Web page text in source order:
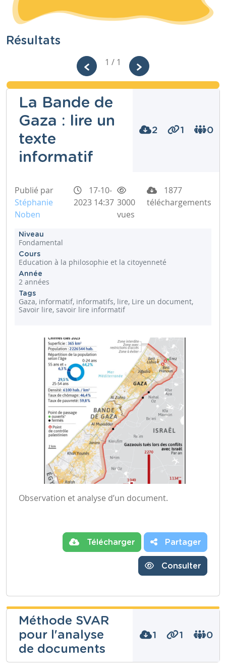
Résultats
1 / 1
La Bande de
Gaza : lire un
texte
informatif
2 1 0
Publié par
Stéphanie
Noben
17-10-
2023 14:37 3000
vues
1877
téléchargements
Niveau
Fondamental
Cours
Education à la philosophie et la citoyenneté
Année
2 années
Tags
Gaza, informatif, informatifs, lire, Lire un document,
Savoir lire, savoir lire informatif
Observation et analyse d’un document.
Télécharger Partager
Consulter
Méthode SVAR
pour l'analyse
de documents
1 1 0